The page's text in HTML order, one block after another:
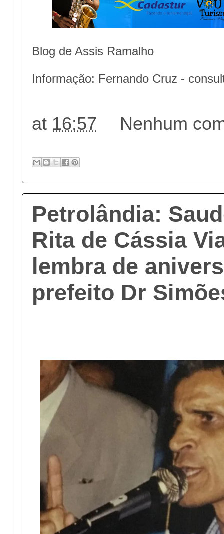
Blog de Assis Ramalho
Informação: Fernando Cruz -
at 16:57 Nenhum
Petrolândia:
Rita de Cássia
lembra de
prefeito Dr